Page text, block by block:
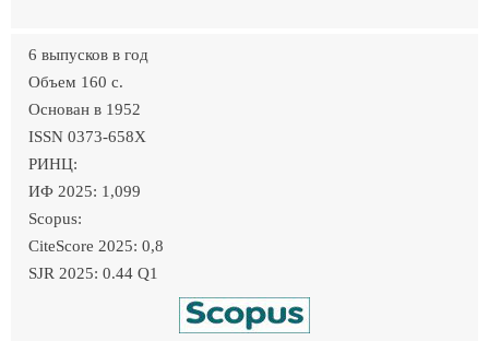
6 выпусков в год
Объем 160 c.
Основан в 1952
ISSN 0373-658X
РИНЦ:
ИФ 2025: 1,099
Scopus:
CiteScore 2025: 0,8
SJR 2025: 0.44 Q1